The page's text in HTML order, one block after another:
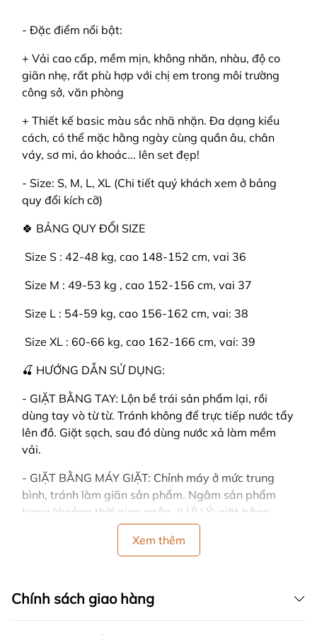
- Đặc điểm nổi bật:
+ Vải cao cấp, mềm mịn, không nhăn, nhàu, độ co
giãn nhẹ, rất phù hợp với chị em trong môi trường
công sở, văn phòng
+ Thiết kế basic màu sắc nhã nhặn. Đa dạng kiểu
cách, có thể mặc hằng ngày cùng quần âu, chân
váy, sơ mi, áo khoác... lên set đẹp!
- Size: S, M, L, XL (Chi tiết quý khách xem ở bảng
quy đổi kích cỡ)
🍀 BẢNG QUY ĐỔI SIZE
️ Size S : 42-48 kg, cao 148-152 cm, vai 36
️ Size M : 49-53 kg , cao 152-156 cm, vai 37
️ Size L : 54-59 kg, cao 156-162 cm, vai: 38
️ Size XL : 60-66 kg, cao 162-166 cm, vai: 39
🍒 HƯỚNG DẪN SỬ DỤNG:
- GIẶT BẰNG TAY: Lộn bề trái sản phẩm lại, rồi
dùng tay vò từ từ. Tránh không để trực tiếp nước tẩy
lên đồ. Giặt sạch, sau đó dùng nước xả làm mềm
vải.
- GIẶT BẰNG MÁY GIẶT: Chỉnh máy ở mức trung
bình, tránh làm giãn sản phẩm. Ngâm sản phẩm
trong khoảng thời gian ngắn. (LƯU Ý: giặt bằng
máy dễ làm cho đồ bị nhàu)
- CÁCH PHƠI: Dùng tay vỗ nhẹ vào sản phẩm sau
Đồng thời tránh vắt đồ mạnh tay, vải sẽ bị nhăn.
Xem thêm
Chính sách giao hàng